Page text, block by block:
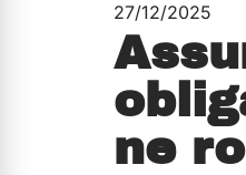
27/12/2025
ne